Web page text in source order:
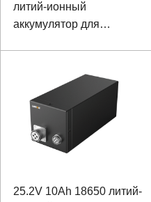
литий-ионный
аккумулятор для
25.2V 10Ah 18650 литий-